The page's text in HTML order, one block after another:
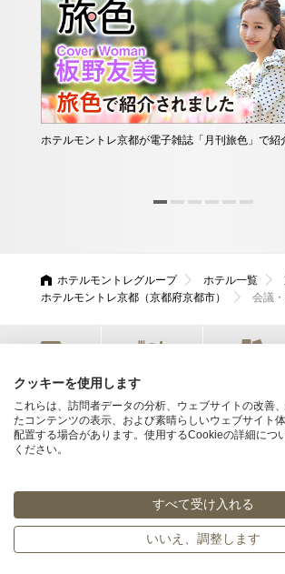
ホテルモントレ京都が電子雑誌「月刊旅色」で紹
ホテルモントレグループ ホテル一覧
ホテルモントレ京都（京都府京都市）
会議
宿泊 レストラン
ホテルモントレ京都
〒604-8161 京都府京都市中京区烏丸通三条
© Hotel Monterey Group All rights
クッキーを使用します
これらは、訪問者データの分析、ウェブサイトの改善
たコンテンツの表示、および素晴らしいウェブサイト
配置する場合があります。使用するCookieの詳細につ
ください。
すべて受け入れる
いいえ、調整します